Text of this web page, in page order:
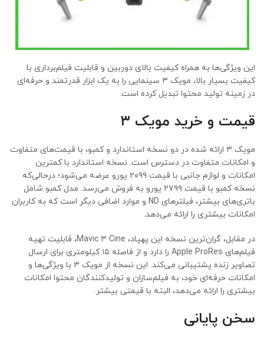
این ویژگی‌ها به همراه کیفیت بالای دوربین و قابلیت فیلم‌برداری با
کیفیت بسیار بالا، مویک ۳ سینمایی را به یک ابزار قدرتمند و حرفه‌ای
در زمینه تولید محتوا تبدیل کرده است.
قیمت و خرید مویک ۳
مویک ۳ ارائه شده در دو نسخه استاندارد و کمبو، با قیمت‌های متفاوت
و امکانات متفاوت در دسترس است. نسخه استاندارد با کمترین
امکانات و لوازم جانبی با قیمت ۲۰۹۹ یورو عرضه می‌شود؛ درحالی‌که
نسخه کمبو با قیمت ۲۷۹۹ یورو به فروش می‌رسد. مدل کمبو شامل
باتری‌های بیشتر، فیلترهای ND و موارد اضافی دیگر است که به کاربران
امکانات بیشتری را ارائه می‌دهد.
در مقابل، گران‌ترین نسخه این پهپاد، Mavic ۳ Cine، قابلیت تهیه
فیلم‌های Apple ProRes را دارد و از فاصله ۱۵ کیلومتری برای ارسال
تصاویر زنده پشتیبانی می‌کند. این نسخه از مویک ۳ با ویژگی‌ها و
امکانات حرفه‌ای خود، به فیلم‌سازان و تولیدکنندگان محتوا امکانات
بیشتری را ارائه می‌دهد، البته با قیمتی بیشتر.
سخن پایانی